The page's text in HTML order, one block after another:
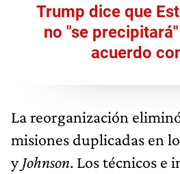
Trump dice que
no "se
acuerdo
La reorganización
misiones duplicadas en
yJohnson. Los técnicos e